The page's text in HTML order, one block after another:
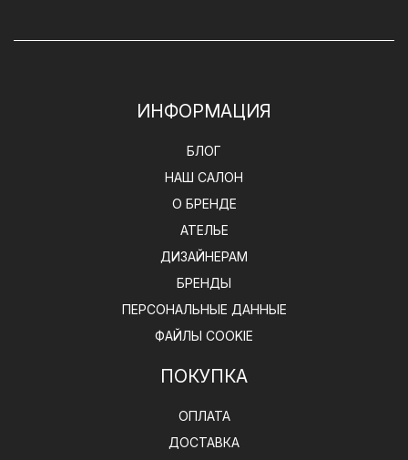
ИНФОРМАЦИЯ
БЛОГ
НАШ САЛОН
О БРЕНДЕ
АТЕЛЬЕ
ДИЗАЙНЕРАМ
БРЕНДЫ
ПЕРСОНАЛЬНЫЕ ДАННЫЕ
ФАЙЛЫ COOKIE
ПОКУПКА
ОПЛАТА
ДОСТАВКА